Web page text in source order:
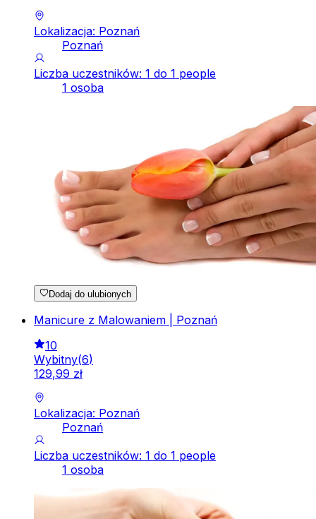
Lokalizacja: Poznań
Poznań
Liczba uczestników: 1 do 1 people
1 osoba
Dodaj do ulubionych
Manicure z Malowaniem | Poznań
10
Wybitny(6)
129,99 zł
Lokalizacja: Poznań
Poznań
Liczba uczestników: 1 do 1 people
1 osoba